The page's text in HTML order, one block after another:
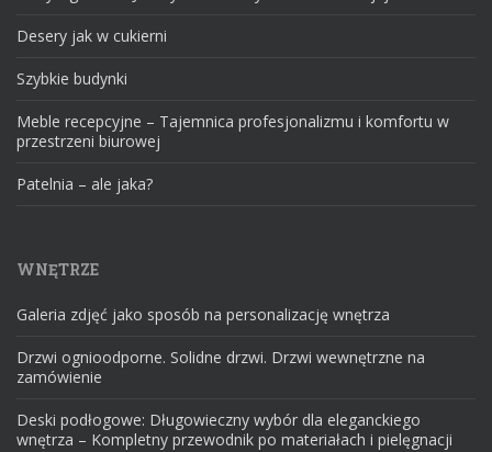
Desery jak w cukierni
Szybkie budynki
Meble recepcyjne – Tajemnica profesjonalizmu i komfortu w
przestrzeni biurowej
Patelnia – ale jaka?
WNĘTRZE
Galeria zdjęć jako sposób na personalizację wnętrza
Drzwi ognioodporne. Solidne drzwi. Drzwi wewnętrzne na
zamówienie
Deski podłogowe: Długowieczny wybór dla eleganckiego
wnętrza – Kompletny przewodnik po materiałach i pielęgnacji